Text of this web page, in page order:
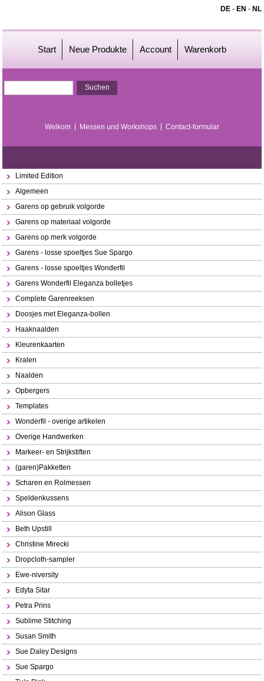
DE- EN - NL
Start Neue Produkte Account Warenkorb
Welkom Messen und Workshops Contact-formular
Limited Edition
Algemeen
Garens op gebruik volgorde
Garens op materiaal volgorde
Garens op merk volgorde
Garens - losse spoeltjes Sue Spargo
Garens - losse spoeltjes Wonderfil
Garens Wonderfil Eleganza bolletjes
Complete Garenreeksen
Doosjes met Eleganza-bollen
Haaknaalden
Kleurenkaarten
Kralen
Naalden
Opbergers
Templates
Wonderfil - overige artikelen
Overige Handwerken
Markeer- en Strijkstiften
(garen)Pakketten
Scharen en Rolmessen
Speldenkussens
Alison Glass
Beth Upstill
Christine Mirecki
Dropcloth-sampler
Ewe-niversity
Edyta Sitar
Petra Prins
Sublime Stitching
Susan Smith
Sue Daley Designs
Sue Spargo